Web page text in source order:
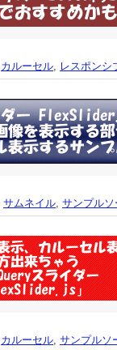
カルーセル, レスポンシ
サムネイル, サンプルソ
カルーセル, サンプルソ